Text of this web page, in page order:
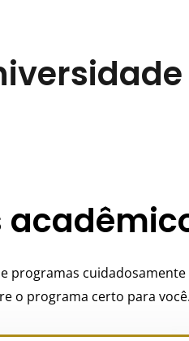
programas
o programa certo para você.